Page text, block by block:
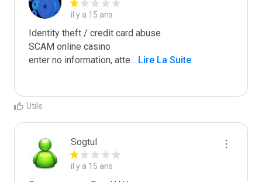
il y a 15 ans
Identity theft / credit card abuse
SCAM online casino
enter no information, atte... Lire La Suite
Utile
Sogtul
il y a 15 ans